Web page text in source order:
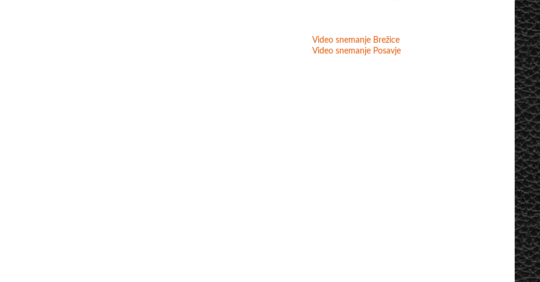
Video snemanje Brežice
Video snemanje Posavje